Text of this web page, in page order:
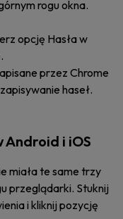
rogu okna.
opcję Hasła w
przez Chrome
haseł.
Android i iOS
miała te same trzy
przeglądarki. Stuknij
i kliknij pozycję